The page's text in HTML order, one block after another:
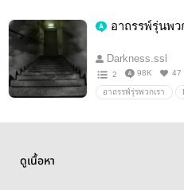
อาถรรพ์รุ่นพว
Darkness.ssl
2 98K 47
อาถรรพ์รุ่รพวกเรา
ดูเนื้อหา